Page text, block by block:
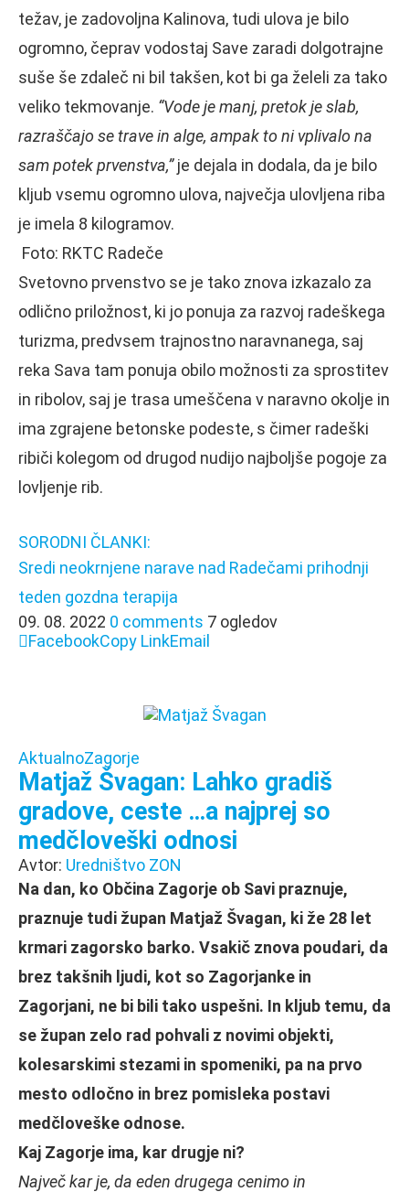
težav, je zadovoljna Kalinova, tudi ulova je bilo
ogromno, čeprav vodostaj Save zaradi dolgotrajne
suše še zdaleč ni bil takšen, kot bi ga želeli za tako
veliko tekmovanje. “Vode je manj, pretok je slab,
razraščajo se trave in alge, ampak to ni vplivalo na
sam potek prvenstva,”je dejala in dodala, da je bilo
kljub vsemu ogromno ulova, največja ulovljena riba
je imela 8 kilogramov.
Foto: RKTC Radeče
Svetovno prvenstvo se je tako znova izkazalo za
odlično priložnost, ki jo ponuja za razvoj radeškega
turizma, predvsem trajnostno naravnanega, saj
reka Sava tam ponuja obilo možnosti za sprostitev
in ribolov, saj je trasa umeščena v naravno okolje in
ima zgrajene betonske podeste, s čimer radeški
ribiči kolegom od drugod nudijo najboljše pogoje za
lovljenje rib.
SORODNI ČLANKI:
Sredi neokrnjene narave nad Radečami prihodnji
teden gozdna terapija
09. 08. 2022 0 comments 7 ogledov
FacebookCopy LinkEmail
AktualnoZagorje
Matjaž Švagan: Lahko gradiš
gradove, ceste …a najprej so
medčloveški odnosi
Avtor: Uredništvo ZON
Na dan, ko Občina Zagorje ob Savi praznuje,
praznuje tudi župan Matjaž Švagan, ki že 28 let
krmari zagorsko barko. Vsakič znova poudari, da
brez takšnih ljudi, kot so Zagorjanke in
Zagorjani, ne bi bili tako uspešni. In kljub temu, da
se župan zelo rad pohvali z novimi objekti,
kolesarskimi stezami in spomeniki, pa na prvo
mesto odločno in brez pomisleka postavi
medčloveške odnose.
Kaj Zagorje ima, kar drugje ni?
Največ kar je, da eden drugega cenimo in